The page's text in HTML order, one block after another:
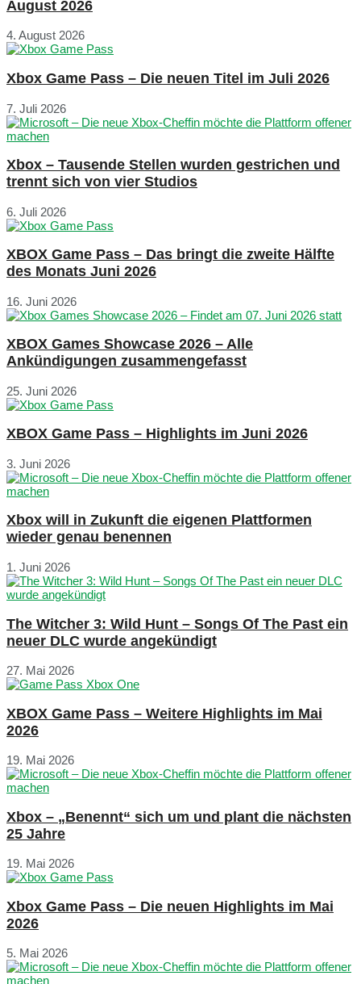
August 2026
4. August 2026
Xbox Game Pass – Die neuen Titel im Juli 2026
7. Juli 2026
Xbox – Tausende Stellen wurden gestrichen und
trennt sich von vier Studios
6. Juli 2026
XBOX Game Pass – Das bringt die zweite Hälfte
des Monats Juni 2026
16. Juni 2026
XBOX Games Showcase 2026 – Alle
Ankündigungen zusammengefasst
25. Juni 2026
XBOX Game Pass – Highlights im Juni 2026
3. Juni 2026
Xbox will in Zukunft die eigenen Plattformen
wieder genau benennen
1. Juni 2026
The Witcher 3: Wild Hunt – Songs Of The Past ein
neuer DLC wurde angekündigt
27. Mai 2026
XBOX Game Pass – Weitere Highlights im Mai
2026
19. Mai 2026
Xbox – „Benennt“ sich um und plant die nächsten
25 Jahre
19. Mai 2026
Xbox Game Pass – Die neuen Highlights im Mai
2026
5. Mai 2026